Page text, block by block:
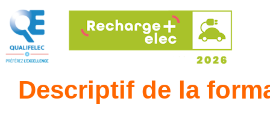
Descriptif de la